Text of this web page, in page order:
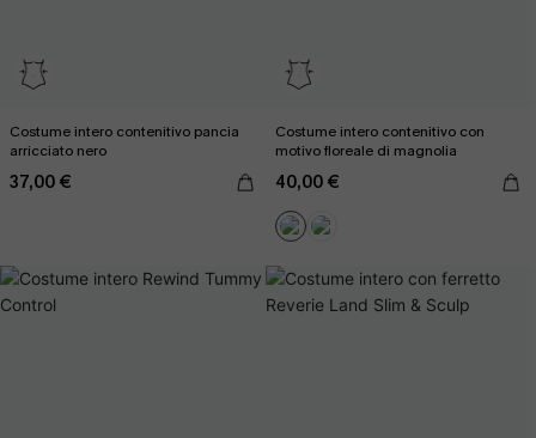
Costume intero contenitivo pancia
arricciato nero
37,00 €
Costume intero contenitivo con
motivo floreale di magnolia
40,00 €